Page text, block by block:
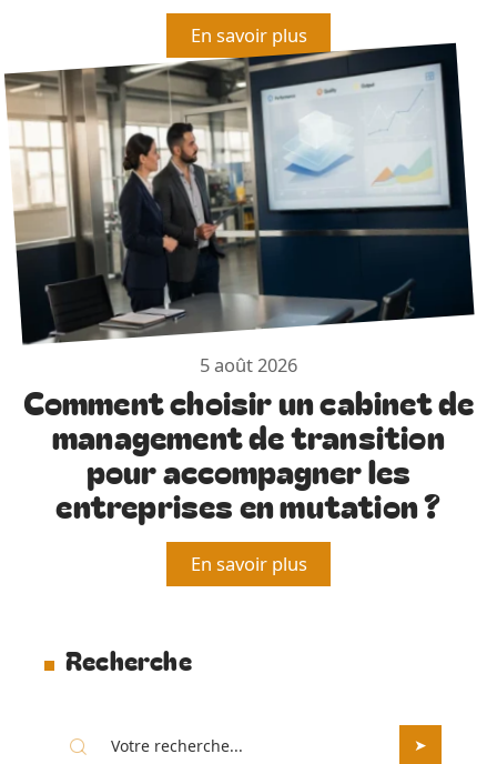
En savoir plus
5 août 2026
Comment choisir un cabinet de
management de transition
pour accompagner les
entreprises en mutation ?
En savoir plus
Recherche